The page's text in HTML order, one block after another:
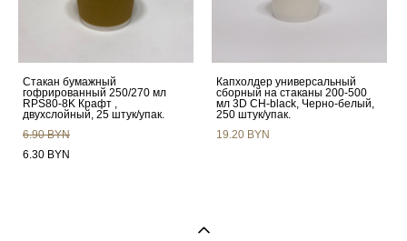
Стакан бумажный
гофрированный 250/270 мл
RPS80-8K Крафт ,
двухслойный, 25 штук/упак.
6.90 BYN
6.30 BYN
Капхолдер универсальный
сборный на стаканы 200-500
мл 3D CH-black, Черно-белый,
250 штук/упак.
19.20 BYN